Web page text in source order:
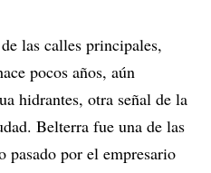
las calles principales,
pocos años, aún
hidrantes, otra señal de la
Belterra fue una de las
pasado por el empresario